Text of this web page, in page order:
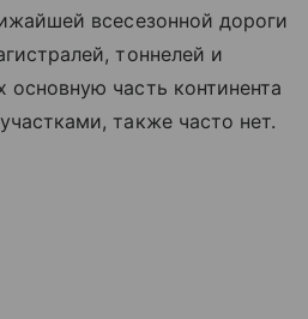
всесезонной дороги
тоннелей и
часть континента
также часто нет.